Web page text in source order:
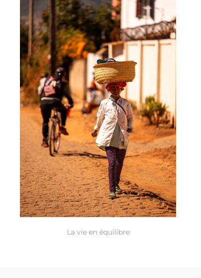
La vie en équilibre